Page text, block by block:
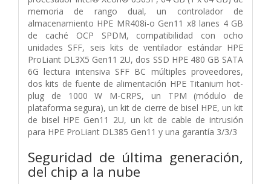
memoria de rango dual, un controlador de
almacenamiento HPE MR408i-o Gen11 x8 lanes 4 GB
de caché OCP SPDM, compatibilidad con ocho
unidades SFF, seis kits de ventilador estándar HPE
ProLiant DL3X5 Gen11 2U, dos SSD HPE 480 GB SATA
6G lectura intensiva SFF BC múltiples proveedores,
dos kits de fuente de alimentación HPE Titanium hot-
plug de 1000 W M-CRPS, un TPM (módulo de
plataforma segura), un kit de cierre de bisel HPE, un kit
de bisel HPE Gen11 2U, un kit de cable de intrusión
para HPE ProLiant DL385 Gen11 y una garantía 3/3/3
Seguridad de última generación,
del chip a la nube